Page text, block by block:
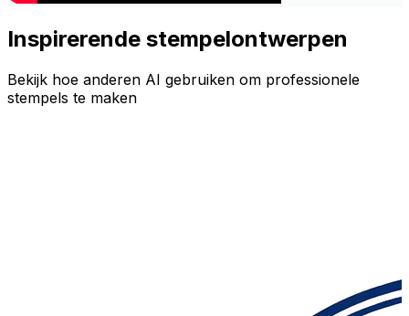
Inspirerende stempelontwerpen
Bekijk hoe anderen AI gebruiken om professionele
stempels te maken